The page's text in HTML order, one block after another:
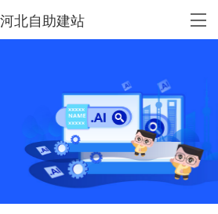
河北自助建站